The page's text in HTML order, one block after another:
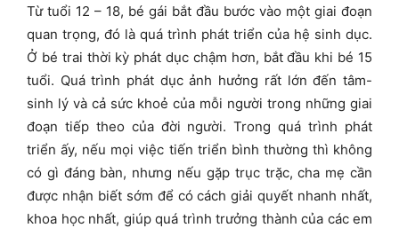
Từ tuổi 12 – 18, bé gái bắt đầu bước vào một giai đoạn
quan trọng, đó là quá trình phát triển của hệ sinh dục.
Ở bé trai thời kỳ phát dục chậm hơn, bắt đầu khi bé 15
tuổi. Quá trình phát dục ảnh hưởng rất lớn đến tâm-
sinh lý và cả sức khoẻ của mỗi người trong những giai
đoạn tiếp theo của đời người. Trong quá trình phát
triển ấy, nếu mọi việc tiến triển bình thường thì không
có gì đáng bàn, nhưng nếu gặp trục trặc, cha mẹ cần
được nhận biết sớm để có cách giải quyết nhanh nhất,
khoa học nhất, giúp quá trình trưởng thành của các em